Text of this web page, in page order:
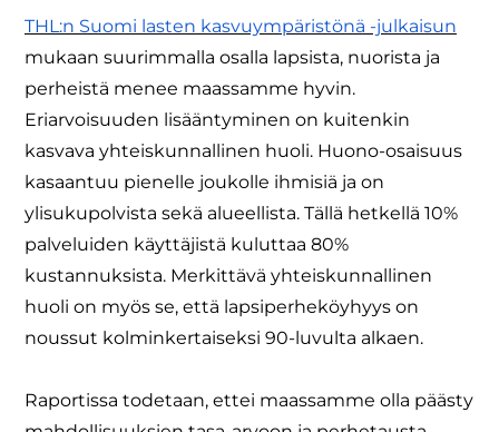
THL:n Suomi lasten kasvuympäristönä -julkaisun
mukaan suurimmalla osalla lapsista, nuorista ja
perheistä menee maassamme hyvin.
Eriarvoisuuden lisääntyminen on kuitenkin
kasvava yhteiskunnallinen huoli. Huono-osaisuus
kasaantuu pienelle joukolle ihmisiä ja on
ylisukupolvista sekä alueellista. Tällä hetkellä 10%
palveluiden käyttäjistä kuluttaa 80%
kustannuksista. Merkittävä yhteiskunnallinen
huoli on myös se, että lapsiperheköyhyys on
noussut kolminkertaiseksi 90-luvulta alkaen.
Raportissa todetaan, ettei maassamme olla päästy